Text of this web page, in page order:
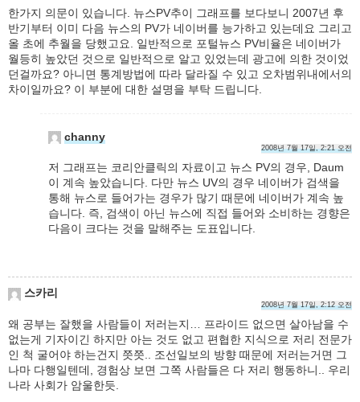
한가지 의문이 있습니다. 뉴스PV추이 그래프를 보다보니 2007년 후
반기부터 이미 다음 뉴스의 PV가 네이버를 능가하고 있는데요 그리고
올 초에 추월을 당했고요. 일반적으로 포털뉴스 PV비율은 네이버가
월등히 높았던 것으로 일반적으로 알고 있었는데 광고에 의한 것이었
던걸까요? 아니면 통계방법에 따라 달라질 수 있고 오차범위내에서의
차이일까요? 이 부분에 대한 설명을 부탁 드립니다.
channy
2008년 7월 17일, 2:21 오전
저 그래프는 코리안클릭의 자료이고 뉴스 PV의 경우, Daum
이 계속 높았습니다. 다만 뉴스 UV의 경우 네이버가 검색을
통해 뉴스로 들어가는 경우가 많기 때문에 네이버가 계속 높
습니다. 즉, 검색이 아닌 뉴스에 직접 들어와 소비하는 경향은
다음이 크다는 것을 말해주는 도표입니다.
스카리
2008년 7월 17일, 2:12 오전
왜 공부는 잘했을 사람들이 저러는지… 프라이드 없으면 살아남을 수
없는게 기자이긴 하지만 아는 것도 없고 편협한 지식으로 저리 전문가
인 척 굴어야 하는건지 쯧쯧.. 조선일보의 방향 때문에 저러는거면 그
나마 다행일텐데, 경험상 보면 그쪽 사람들은 다 저리 행동하니.. 우리
나라 사회가 암울한듯.